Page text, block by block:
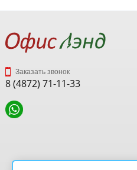
Заказать звонок
8 (4872) 71-11-33